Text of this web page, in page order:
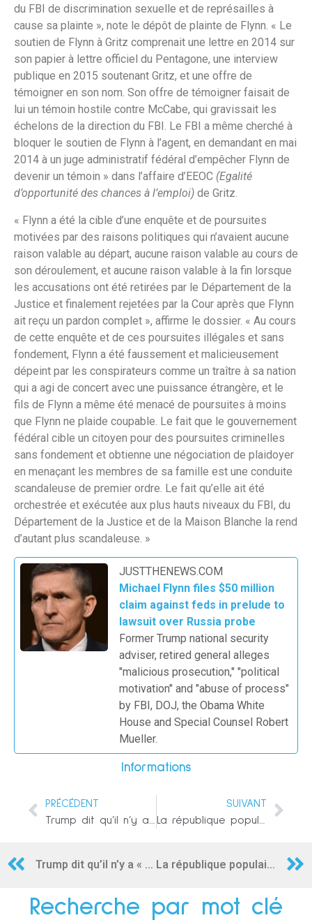
du FBI de discrimination sexuelle et de représailles à
cause sa plainte », note le dépôt de plainte de Flynn. « Le
soutien de Flynn à Gritz comprenait une lettre en 2014 sur
son papier à lettre officiel du Pentagone, une interview
publique en 2015 soutenant Gritz, et une offre de
témoigner en son nom. Son offre de témoigner faisait de
lui un témoin hostile contre McCabe, qui gravissait les
échelons de la direction du FBI. Le FBI a même cherché à
bloquer le soutien de Flynn à l’agent, en demandant en mai
2014 à un juge administratif fédéral d’empêcher Flynn de
devenir un témoin » dans l’affaire d’EEOC (Egalité
d’opportunité des chances à l’emploi) de Gritz.
« Flynn a été la cible d’une enquête et de poursuites
motivées par des raisons politiques qui n’avaient aucune
raison valable au départ, aucune raison valable au cours de
son déroulement, et aucune raison valable à la fin lorsque
les accusations ont été retirées par le Département de la
Justice et finalement rejetées par la Cour après que Flynn
ait reçu un pardon complet », affirme le dossier. « Au cours
de cette enquête et de ces poursuites illégales et sans
fondement, Flynn a été faussement et malicieusement
dépeint par les conspirateurs comme un traître à sa nation
qui a agi de concert avec une puissance étrangère, et le
fils de Flynn a même été menacé de poursuites à moins
que Flynn ne plaide coupable. Le fait que le gouvernement
fédéral cible un citoyen pour des poursuites criminelles
sans fondement et obtienne une négociation de plaidoyer
en menaçant les membres de sa famille est une conduite
scandaleuse de premier ordre. Le fait qu’elle ait été
orchestrée et exécutée aux plus hauts niveaux du FBI, du
Département de la Justice et de la Maison Blanche la rend
d’autant plus scandaleuse. »
JUSTTHENEWS.COM
Michael Flynn files $50 million
claim against feds in prelude to
lawsuit over Russia probe
Former Trump national security
adviser, retired general alleges
"malicious prosecution," "political
motivation" and "abuse of process"
by FBI, DOJ, the Obama White
House and Special Counsel Robert
Mueller.
Informations
PRÉCÉDENT
SUIVANT
Trump dit qu’il n’y a « aucune chance » que Musk achète Twitter en raison du grand nombre de « bots ou de comptes spam » La république populaire de Donetsk signale la reddition de dix militaires ukrainiens d’Azovstal.
Recherche par mot clé